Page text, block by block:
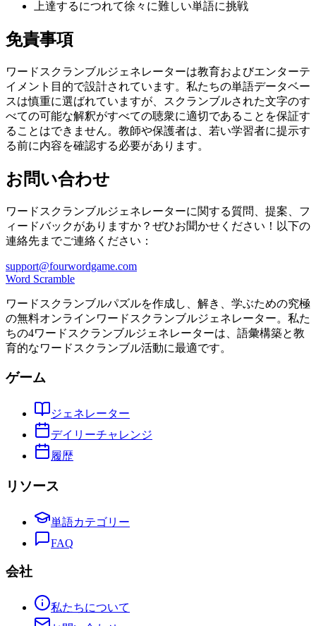
上達するにつれて徐々に難しい単語に挑戦
免責事項
ワードスクランブルジェネレーターは教育およびエンターテ
イメント目的で設計されています。私たちの単語データベー
スは慎重に選ばれていますが、スクランブルされた文字のす
べての可能な解釈がすべての聴衆に適切であることを保証す
ることはできません。教師や保護者は、若い学習者に提示す
る前に内容を確認する必要があります。
お問い合わせ
ワードスクランブルジェネレーターに関する質問、提案、フ
ィードバックがありますか？ぜひお聞かせください！以下の
連絡先までご連絡ください：
support@fourwordgame.com
Word Scramble
ワードスクランブルパズルを作成し、解き、学ぶための究極
の無料オンラインワードスクランブルジェネレーター。私た
ちの4ワードスクランブルジェネレーターは、語彙構築と教
育的なワードスクランブル活動に最適です。
ゲーム
ジェネレーター
デイリーチャレンジ
履歴
リソース
単語カテゴリー
FAQ
会社
私たちについて